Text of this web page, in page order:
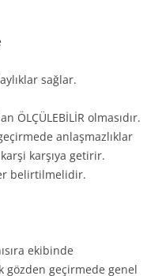
sağlar.
ÖLÇÜLEBİLİR olmasıdır.
anlaşmazlıklar
karşıya getirir.
belirtilmelidir.
ekibinde
geçirmede genel